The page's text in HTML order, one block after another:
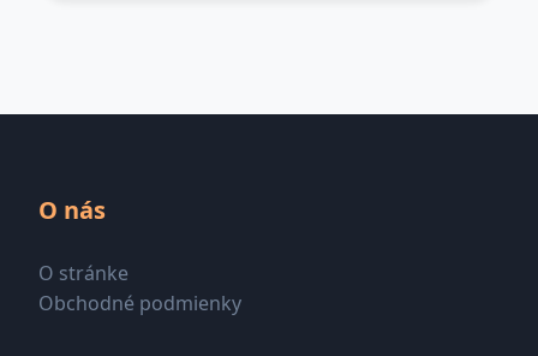
O nás
O stránke
Obchodné podmienky